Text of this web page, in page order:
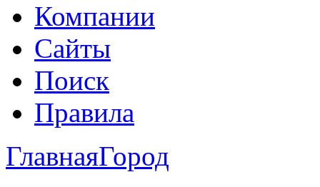
Компании
Сайты
Поиск
Правила
ГлавнаяГород